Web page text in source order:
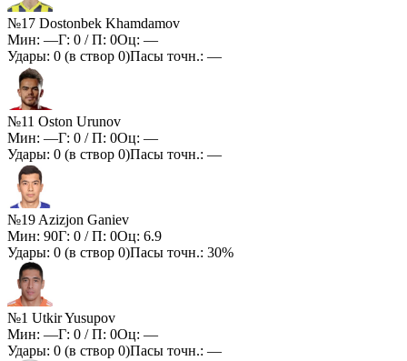
№17 Dostonbek Khamdamov
Мин: —Г: 0 / П: 0Оц: —
Удары: 0 (в створ 0)Пасы точн.: —
№11 Oston Urunov
Мин: —Г: 0 / П: 0Оц: —
Удары: 0 (в створ 0)Пасы точн.: —
№19 Azizjon Ganiev
Мин: 90Г: 0 / П: 0Оц: 6.9
Удары: 0 (в створ 0)Пасы точн.: 30%
№1 Utkir Yusupov
Мин: —Г: 0 / П: 0Оц: —
Удары: 0 (в створ 0)Пасы точн.: —